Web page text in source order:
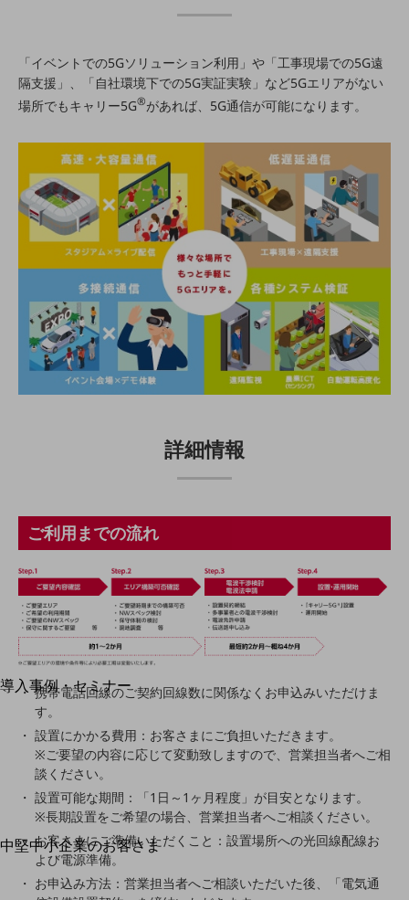
5G対応ホームルーター
通信モジュール製品
IOT完了済みメーカーブランド製品
料金
料金TOP
ドコモBiz データ無制限 ドコモ MAX ドコモ mini ドコモBiz かけ放題
ケータイプラン
5Gデータプラス
データプラス
IoT向け回線料金
回線・ネットワーク
別ウィンドウで開きます
サービスをご利用中のお客さま
導入事例・セミナー
導入事例TOP
最新の導入事例や注目の導入事例をご紹介します
セミナー
開催・出展する各種セミナー、イベント情報をご紹介します
別ウィンドウで開きます
中堅中小企業のお客さま
NTTドコモビジネスウォッチ
ビジネスお役立ち情報
「イベントでの5Gソリューション利用」や「工事現場での5G遠
隔支援」、「自社環境下での5G実証実験」など5Gエリアがない
場所でもキャリー5G®があれば、5G通信が可能になります。
詳細情報
ご利用までの流れ
携帯電話回線のご契約回線数に関係なくお申込みいただけま
す。
設置にかかる費用：お客さまにご負担いただきます。
※ご要望の内容に応じて変動致しますので、営業担当者へご相
談ください。
設置可能な期間：「1日～1ヶ月程度」が目安となります。
※長期設置をご希望の場合、営業担当者へご相談ください。
お客さまにご準備いただくこと：設置場所への光回線配線お
よび電源準備。
お申込み方法：営業担当者へご相談いただいた後、「電気通